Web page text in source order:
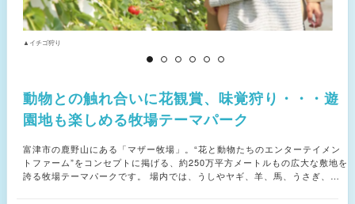
▲イチゴ狩り
動物との触れ合いに花観賞、味覚狩り・・・遊
園地も楽しめる牧場テーマパーク
富津市の鹿野山にある「マザー牧場」。“花と動物たちのエンターテイメン
トファーム”をコンセプトに掲げる、約250万平方メートルもの広大な敷地を
誇る牧場テーマパークです。 場内では、うしやヤギ、羊、馬、うさぎ、カ